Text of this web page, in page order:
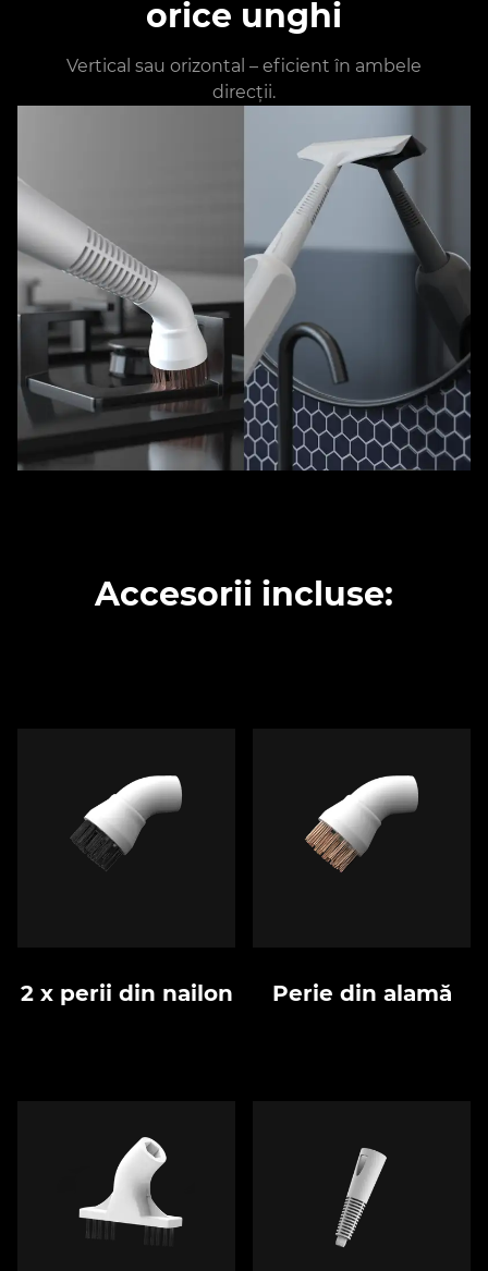
orice unghi
Vertical sau orizontal – eficient în ambele
direcții.
Accesorii incluse:
2 x perii din nailon Perie din alamă